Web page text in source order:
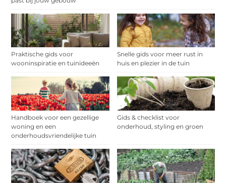
Praktische gids voor
wooninspiratie en tuinideeën
Snelle gids voor meer rust in
huis en plezier in de tuin
Handboek voor een gezellige
woning en een
onderhoudsvriendelijke tuin
Gids & checklist voor
onderhoud, styling en groen